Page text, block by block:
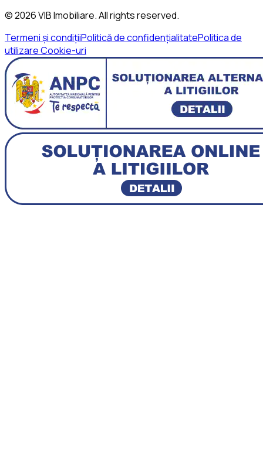
©2026VIB Imobiliare. All rights reserved.
Termeni și condițiiPolitică de confidențialitatePolitica de
utilizare Cookie-uri